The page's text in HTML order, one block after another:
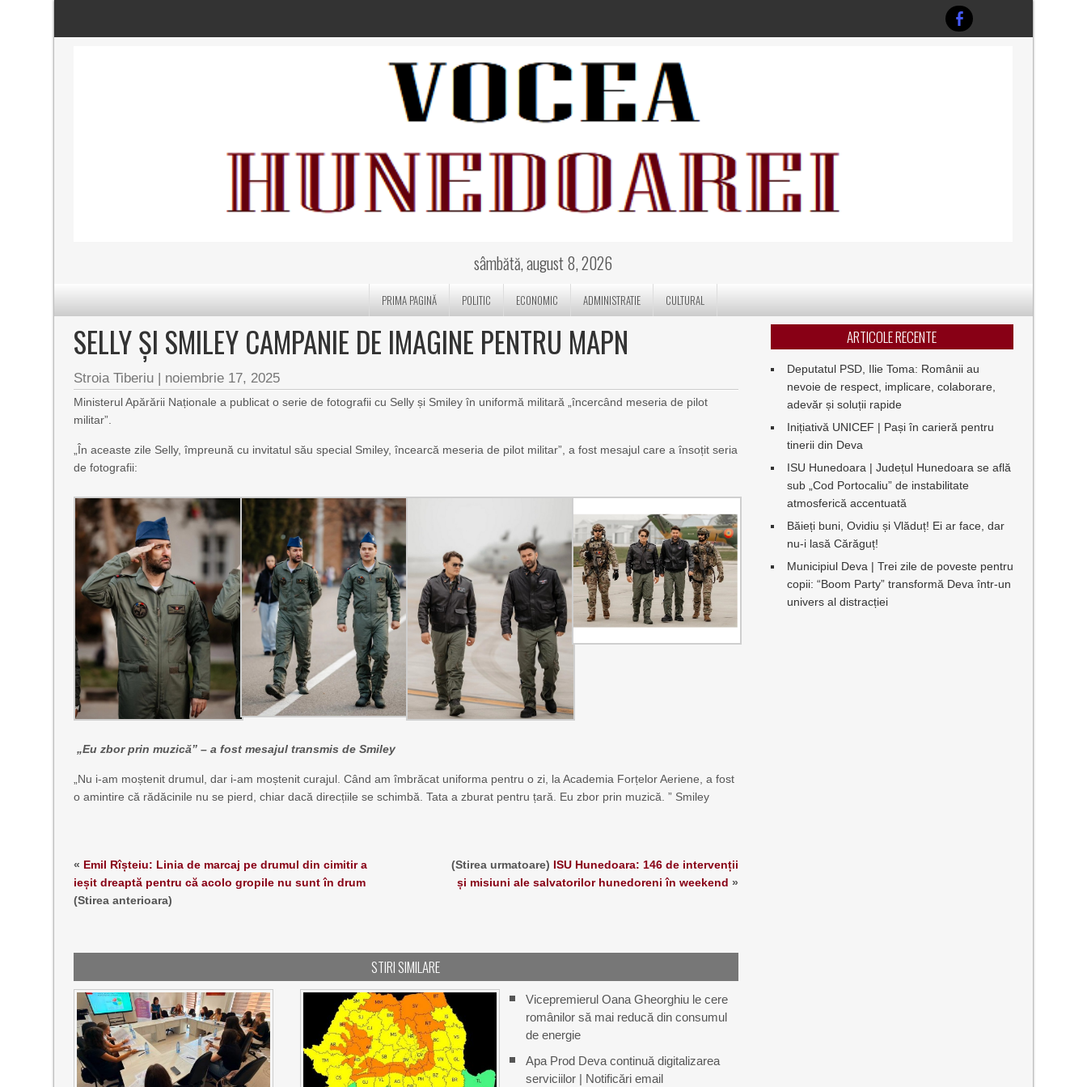
sâmbătă, august 8, 2026
PRIMA PAGINĂ POLITIC ECONOMIC ADMINISTRATIE CULTURAL
SELLY ȘI SMILEY CAMPANIE DE IMAGINE PENTRU MAPN
Stroia Tiberiu | noiembrie 17, 2025
Ministerul Apărării Naționale a publicat o serie de fotografii cu Selly și Smiley în uniformă militară „încercând meseria de pilot
militar”.
„În aceaste zile Selly, împreună cu invitatul său special Smiley, încearcă meseria de pilot militar”, a fost mesajul care a însoțit seria
de fotografii:
„Eu zbor prin muzică” – a fost mesajul transmis de Smiley
„Nu i-am moștenit drumul, dar i-am moștenit curajul. Când am îmbrăcat uniforma pentru o zi, la Academia Forțelor Aeriene, a fost
o amintire că rădăcinile nu se pierd, chiar dacă direcțiile se schimbă. Tata a zburat pentru țară. Eu zbor prin muzică. ” Smiley
« Emil Rîșteiu: Linia de marcaj pe drumul din cimitir a
ieșit dreaptă pentru că acolo gropile nu sunt în drum
(Stirea anterioara)
(Stirea urmatoare) ISU Hunedoara: 146 de intervenții
și misiuni ale salvatorilor hunedoreni în weekend »
STIRI SIMILARE
Vicepremierul Oana Gheorghiu le cere
românilor să mai reducă din consumul
de energie
Apa Prod Deva continuă digitalizarea
serviciilor | Notificări email
ARTICOLE RECENTE
Deputatul PSD, Ilie Toma: Românii au
nevoie de respect, implicare, colaborare,
adevăr și soluții rapide
Inițiativă UNICEF | Pași în carieră pentru
tinerii din Deva
ISU Hunedoara | Județul Hunedoara se află
sub „Cod Portocaliu” de instabilitate
atmosferică accentuată
Băieți buni, Ovidiu și Vlăduț! Ei ar face, dar
nu-i lasă Cărăguț!
Municipiul Deva | Trei zile de poveste pentru
copii: “Boom Party” transformă Deva într-un
univers al distracției